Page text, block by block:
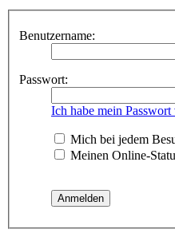
Benutzername:
Passwort:
Ich habe mein Passwort
Mich bei jedem
Meinen Online-